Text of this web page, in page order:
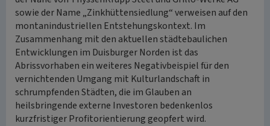
sowie der Name „Zinkhüttensiedlung“ verweisen auf den
montanindustriellen Entstehungskontext. Im
Zusammenhang mit den aktuellen städtebaulichen
Entwicklungen im Duisburger Norden ist das
Abrissvorhaben ein weiteres Negativbeispiel für den
vernichtenden Umgang mit Kulturlandschaft in
schrumpfenden Städten, die im Glauben an
heilsbringende externe Investoren bedenkenlos
kurzfristiger Profitorientierung geopfert wird.